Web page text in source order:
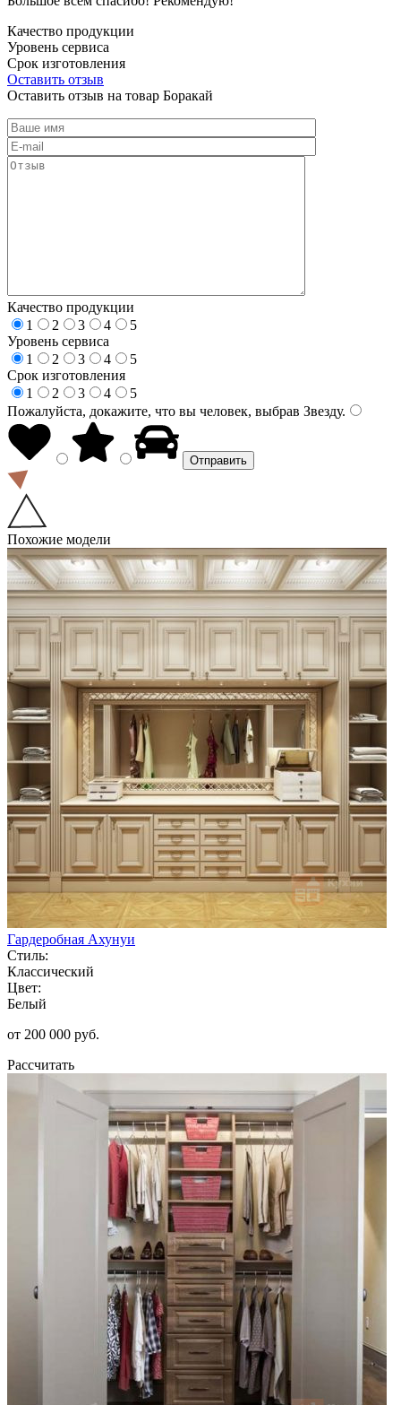
Качество продукции
Уровень сервиса
Срок изготовления
Оставить отзыв
Оставить отзыв на товар Боракай
Качество продукции
1
2 3 4
5
Уровень сервиса
1
2 3 4
5
Срок изготовления
1
2 3 4
5
Пожалуйста, докажите, что вы человек, выбрав Звезду.
Похожие модели
Гардеробная Ахунуи
Стиль:
Классический
Цвет:
Белый
от 200 000 руб.
Рассчитать